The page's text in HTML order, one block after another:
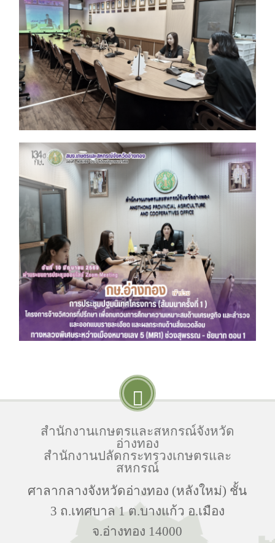
สำนักงานเกษตรและสหกรณ์จังหวัด
อ่างทอง
สำนักงานปลัดกระทรวงเกษตรและ
สหกรณ์
ศาลากลางจังหวัดอ่างทอง (หลังใหม่) ชั้น
3 ถ.เทศบาล 1 ต.บางแก้ว อ.เมือง
จ.อ่างทอง 14000